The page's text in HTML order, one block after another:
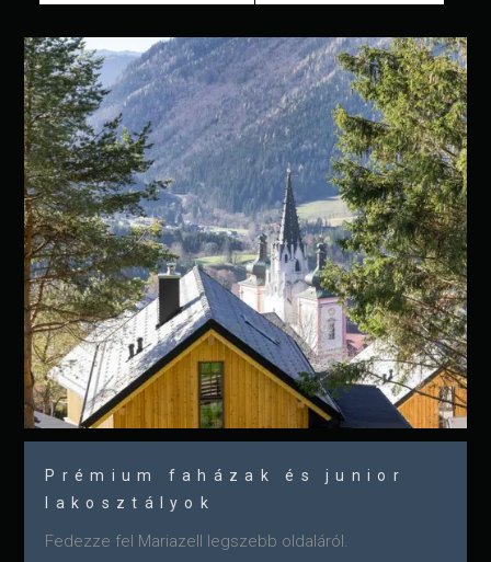
Prémium faházak és junior
lakosztályok
Fedezze fel Mariazell legszebb oldaláról.